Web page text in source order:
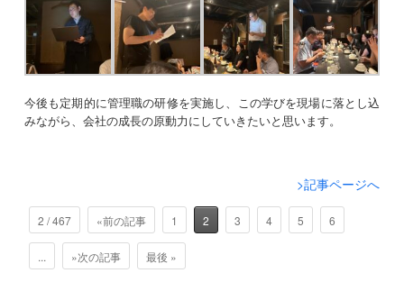
今後も定期的に管理職の研修を実施し、この学びを現場に落とし込
みながら、会社の成長の原動力にしていきたいと思います。
>記事ページへ
2 / 467 «前の記事 1 2 3 4 5 6
... »次の記事 最後 »